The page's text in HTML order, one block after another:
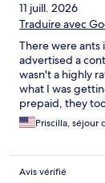
11 juill. 2026
Traduire avec
There were ants
advertised a
wasn't a highly
what I was
prepaid, they
although we left
been returned
better room in a
Priscilla, séjour
Avis vérifié